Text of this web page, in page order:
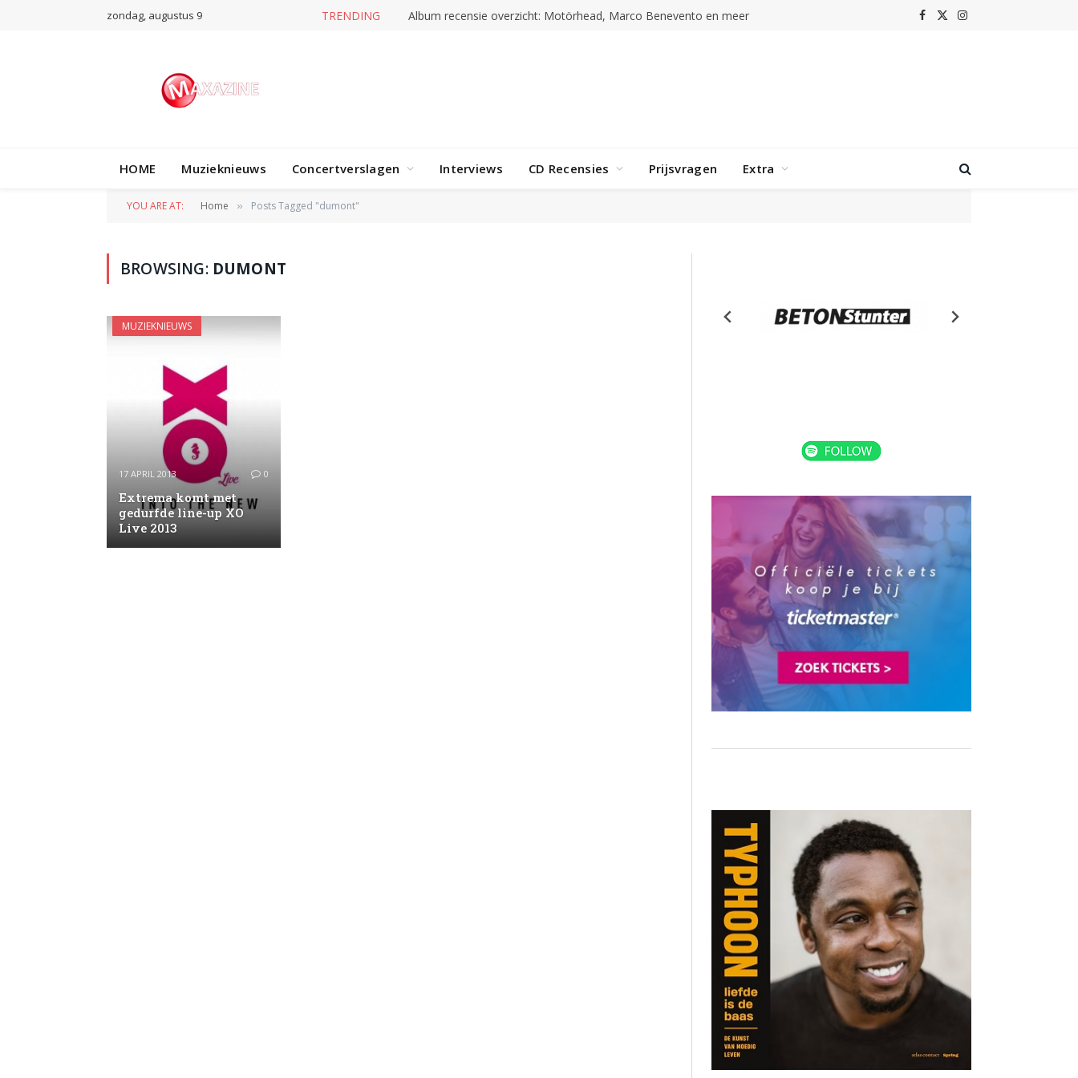
zondag, augustus 9 TRENDING Album recensie overzicht: Motörhead, Marco Benevento en meer Facebook
X
Instagram
HOME Muzieknieuws Concertverslagen Interviews CD Recensies Prijsvragen Extra
YOU ARE AT: Home » Posts Tagged "dumont"
BROWSING: DUMONT
MUZIEKNIEUWS
17 APRIL 2013 0
Extrema komt met
gedurfde line-up XO
Live 2013